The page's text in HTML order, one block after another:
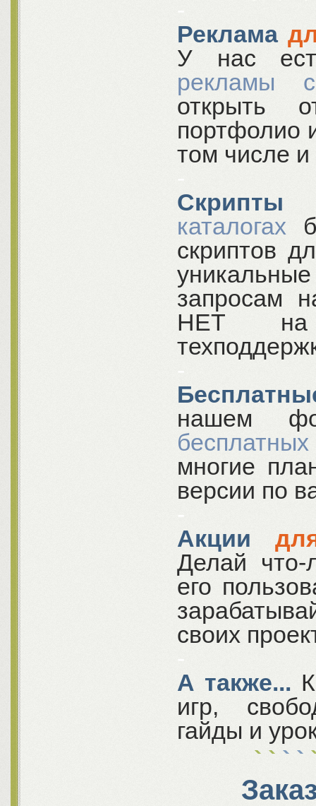
Реклама
У нас
рекламы
открыть
портфолио
том числе
-
Скрипты
каталогах
скриптов
запросам
НЕТ на
-
нашем
многие
версии по
-
Акции
Делай
его
своих
-
А также...
игр,
гайды и